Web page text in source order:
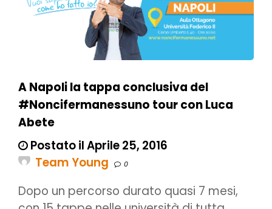
A Napoli la tappa conclusiva del
#Noncifermanessuno tour con Luca
Abete
Postato il Aprile 25, 2016
Team Young
0
Dopo un percorso durato quasi 7 mesi,